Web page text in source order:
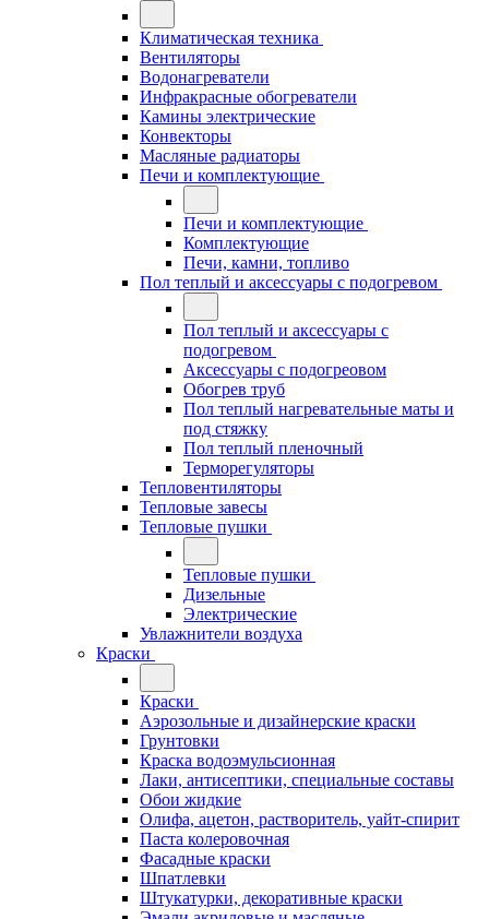
Климатическая техника
Вентиляторы
Водонагреватели
Инфракрасные обогреватели
Камины электрические
Конвекторы
Масляные радиаторы
Печи и комплектующие
Печи и комплектующие
Комплектующие
Печи, камни, топливо
Пол теплый и аксессуары с подогревом
Пол теплый и аксессуары с
подогревом
Аксессуары с подогреовом
Обогрев труб
Пол теплый нагревательные маты и
под стяжку
Пол теплый пленочный
Терморегуляторы
Тепловентиляторы
Тепловые завесы
Тепловые пушки
Тепловые пушки
Дизельные
Электрические
Увлажнители воздуха
Краски
Краски
Аэрозольные и дизайнерские краски
Грунтовки
Краска водоэмульсионная
Лаки, антисептики, специальные составы
Обои жидкие
Олифа, ацетон, растворитель, уайт-спирит
Паста колеровочная
Фасадные краски
Шпатлевки
Штукатурки, декоративные краски